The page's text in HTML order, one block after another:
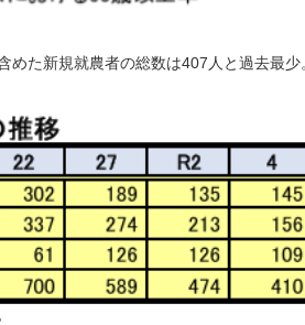
めた新規就農者の総数は407人と過去最